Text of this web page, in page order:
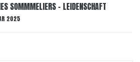
SOMMMELIERS – LEIDENSCHAFT
2025